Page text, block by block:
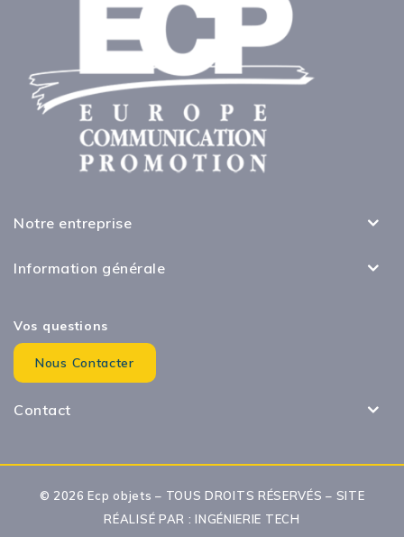
Notre entreprise
Information générale
Vos questions
Nous Contacter
Contact
© 2026 Ecp objets – TOUS DROITS RÉSERVÉS – SITE
RÉALISÉ PAR :INGÉNIERIE TECH